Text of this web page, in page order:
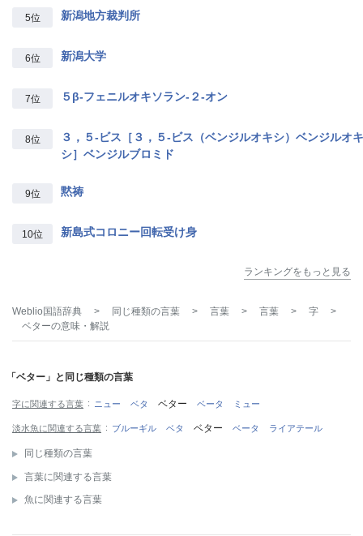
5位 新潟地方裁判所
6位 新潟大学
7位 ５β‐フェニルオキソラン‐２‐オン
8位
３，５‐ビス［３，５‐ビス（ベンジルオキシ）ベンジルオキ
シ］ベンジルブロミド
9位 黙祷
10位 新島式コロニー回転受け身
ランキングをもっと見る
Weblio国語辞典 > 同じ種類の言葉 > 言葉 > 言葉 > 字
>
ベターの意味・解説
「ベター」と同じ種類の言葉
字に関連する言葉 ニュー ベタ ベター ベータ ミュー
淡水魚に関連する言葉 ブルーギル ベタ ベター ベータ ライアテール
同じ種類の言葉
言葉に関連する言葉
魚に関連する言葉